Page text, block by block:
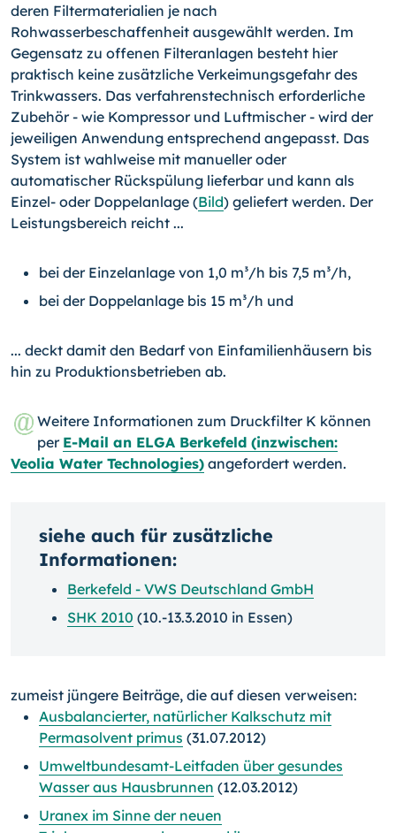
deren Filtermaterialien je nach
Rohwasserbeschaffenheit ausgewählt werden. Im
Gegensatz zu offenen Filteranlagen besteht hier
praktisch keine zusätzliche Verkeimungsgefahr des
Trinkwassers. Das verfahrenstechnisch erforderliche
Zubehör - wie Kompressor und Luftmischer - wird der
jeweiligen Anwendung entsprechend angepasst. Das
System ist wahlweise mit manueller oder
automatischer Rückspülung lieferbar und kann als
Einzel- oder Doppelanlage (Bild) geliefert werden. Der
Leistungsbereich reicht ...
bei der Einzelanlage von 1,0 m³/h bis 7,5 m³/h,
bei der Doppelanlage bis 15 m³/h und
... deckt damit den Bedarf von Einfamilienhäusern bis
hin zu Produktionsbetrieben ab.
Weitere Informationen zum Druckfilter K können
per E-Mail an ELGA Berkefeld (inzwischen:
Veolia Water Technologies) angefordert werden.
siehe auch für zusätzliche
Informationen:
Berkefeld - VWS Deutschland GmbH
SHK 2010 (10.-13.3.2010 in Essen)
zumeist jüngere Beiträge, die auf diesen verweisen:
Ausbalancierter, natürlicher Kalkschutz mit
Permasolvent primus (31.07.2012)
Umweltbundesamt-Leitfaden über gesundes
Wasser aus Hausbrunnen (12.03.2012)
Uranex im Sinne der neuen